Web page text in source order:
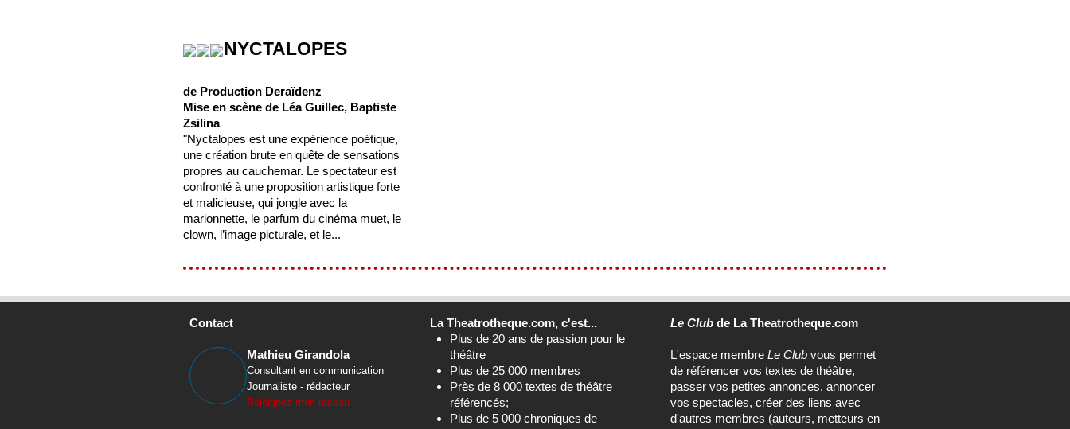
NYCTALOPES
de Production Deraïdenz
Mise en scène de Léa Guillec, Baptiste
Zsilina
"Nyctalopes est une expérience poétique,
une création brute en quête de sensations
propres au cauchemar. Le spectateur est
confronté à une proposition artistique forte
et malicieuse, qui jongle avec la
marionnette, le parfum du cinéma muet, le
clown, l’image picturale, et le...
Contact
Mathieu Girandola
Consultant en communication
Journaliste - rédacteur
Rejoignez mon réseau
La Theatrotheque.com, c'est...
Plus de 20 ans de passion pour le
théâtre
Plus de 25 000 membres
Près de 8 000 textes de théâtre
référencés;
Plus de 5 000 chroniques de
Le Club de La Theatrotheque.com
L'espace membreLe Club vous permet
de référencer vos textes de théâtre,
passer vos petites annonces, annoncer
vos spectacles, créer des liens avec
d'autres membres (auteurs, metteurs en